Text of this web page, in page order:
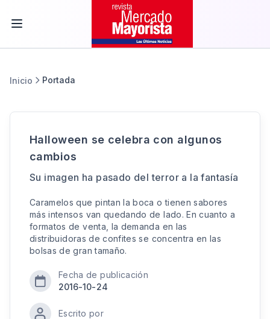
Inicio Portada
Halloween se celebra con algunos
cambios
Su imagen ha pasado del terror a la fantasía
Caramelos que pintan la boca o tienen sabores
más intensos van quedando de lado. En cuanto a
formatos de venta, la demanda en las
distribuidoras de confites se concentra en las
bolsas de gran tamaño.
Fecha de publicación
2016-10-24
Escrito por